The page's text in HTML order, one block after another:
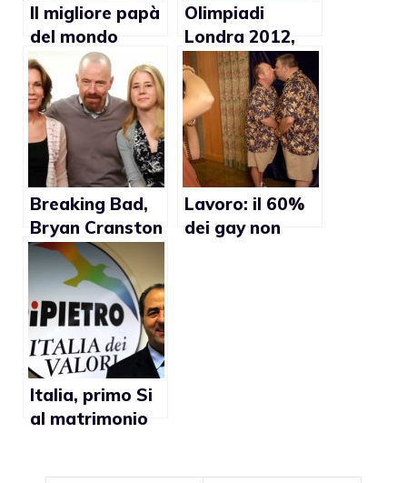
Il migliore papà
del mondo
Olimpiadi
Londra 2012,
calciatore
gallese pubblica
tweet omofobo
su Tom Daley
Breaking Bad,
Bryan Cranston
sostiene la
campagna del
matrimonio gay
(video)
Lavoro: il 60%
dei gay non
Italia, primo Si
al matrimonio